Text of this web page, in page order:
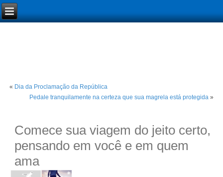
« Dia da Proclamação da República
Pedale tranquilamente na certeza que sua magrela está protegida»
Comece sua viagem do jeito certo,
pensando em você e em quem
ama